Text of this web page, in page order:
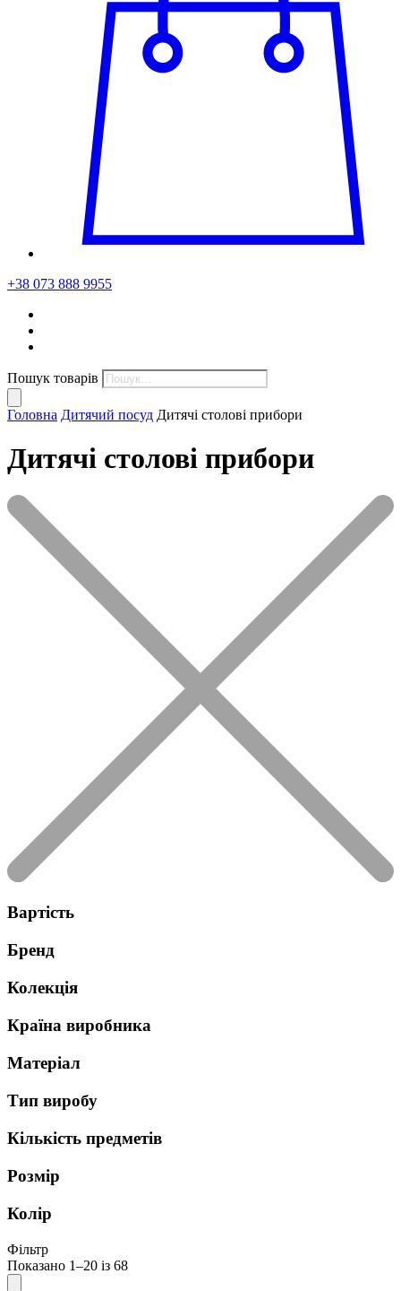
+38 073 888 9955
Пошук товарів
Головна Дитячий посуд Дитячі столові прибори
Дитячі столові прибори
Вартість
Бренд
Колекція
Країна виробника
Матеріал
Тип виробу
Кількість предметів
Розмір
Колір
Фільтр
Показано 1–20 із 68